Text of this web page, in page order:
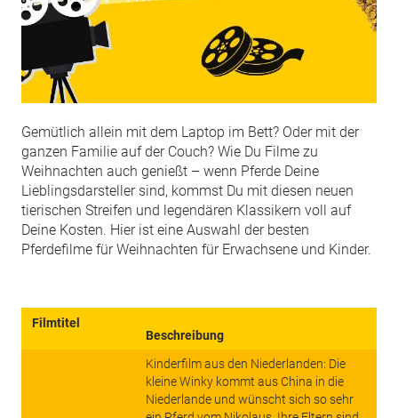
Gemütlich allein mit dem Laptop im Bett? Oder mit der
ganzen Familie auf der Couch? Wie Du Filme zu
Weihnachten auch genießt – wenn Pferde Deine
Lieblingsdarsteller sind, kommst Du mit diesen neuen
tierischen Streifen und legendären Klassikern voll auf
Deine Kosten. Hier ist eine Auswahl der besten
Pferdefilme für Weihnachten für Erwachsene und Kinder.
Filmtitel
Beschreibung
Kinderfilm aus den Niederlanden: Die
kleine Winky kommt aus China in die
Niederlande und wünscht sich so sehr